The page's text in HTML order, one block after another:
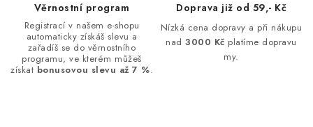
Věrnostní program
Registrací v našem e-shopu
automaticky získáš slevu a
zařadíš se do věrnostního
programu, ve kterém můžeš
získat bonusovou slevu až 7 %.
Doprava již od 59,- Kč
Nízká cena dopravy a při nákupu
nad3000 Kč platíme dopravu
my.